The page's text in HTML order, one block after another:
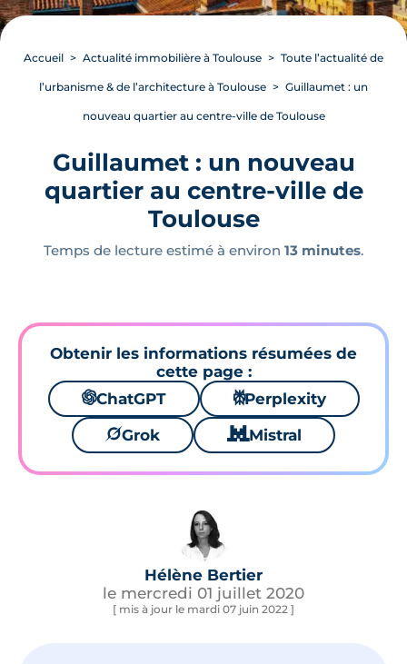
Accueil Actualité immobilière à Toulouse Toute l’actualité de
l’urbanisme & de l’architecture à Toulouse Guillaumet : un
nouveau quartier au centre-ville de Toulouse
Guillaumet : un nouveau
quartier au centre-ville de
Toulouse
Temps de lecture estimé à environ 13 minutes.
Obtenir les informations résumées de
cette page :
🌌ChatGPT ⚙Perplexity
🪐Grok 🐱 Mistral
Hélène Bertier
le mercredi 01 juillet 2020
[ mis à jour le mardi 07 juin 2022 ]